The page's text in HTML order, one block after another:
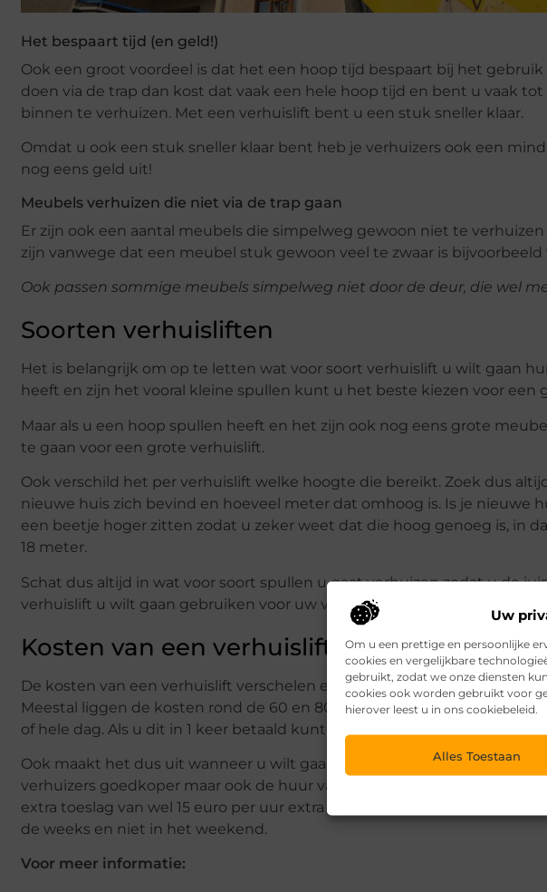
Uw
Om u een prettige en persoonlijke
cookies en vergelijkbare
gebruikt, zodat we onze diensten
cookies ook worden gebruikt voor
hierover leest u in ons cookiebeleid.
Alles Toestaan
Het bespaart tijd (en geld!)
Ook een groot voordeel is dat het een hoop tijd bespaart bij het
doen via de trap dan kost dat vaak een hele hoop tijd en bent u vaak
binnen te verhuizen. Met een verhuislift bent u een stuk sneller klaar.
Omdat u ook een stuk sneller klaar bent heb je verhuizers ook een
nog eens geld uit!
Meubels verhuizen die niet via de trap gaan
Er zijn ook een aantal meubels die simpelweg gewoon niet te
zijn vanwege dat een meubel stuk gewoon veel te zwaar is bijvoorbeeld
Ook passen sommige meubels simpelweg niet door de deur, die wel
Soorten verhuisliften
Het is belangrijk om op te letten wat voor soort verhuislift u wilt gaan
heeft en zijn het vooral kleine spullen kunt u het beste kiezen voor een
Maar als u een hoop spullen heeft en het zijn ook nog eens grote
te gaan voor een grote verhuislift.
Ook verschild het per verhuislift welke hoogte die bereikt. Zoek dus
nieuwe huis zich bevind en hoeveel meter dat omhoog is. Is je nieuwe
een beetje hoger zitten zodat u zeker weet dat die hoog genoeg is, in
18 meter.
Schat dus altijd in wat voor soort spullen u gaat verhuizen zodat u de
verhuislift u wilt gaan gebruiken voor uw verhuizing. Dit kan namelijk
Kosten van een verhuislift
De kosten van een verhuislift verschelen erg per soort verhuislift en
Meestal liggen de kosten rond de 60 en 80 euro per uur. Maar u kunt
of hele dag. Als u dit in 1 keer betaald kunt u een hoop geld uitsparen.
Ook maakt het dus uit wanneer u wilt gaan verhuizen. Het beste is om
verhuizers goedkoper maar ook de huur van de verhuislift is een stuk
extra toeslag van wel 15 euro per uur extra aan de huur van een
de weeks en niet in het weekend.
Voor meer informatie: